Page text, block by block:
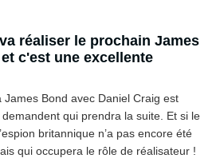
réaliser le prochain James
c'est une excellente
Bond avec Daniel Craig est
qui prendra la suite. Et si le
britannique n’a pas encore été
qui occupera le rôle de réalisateur !